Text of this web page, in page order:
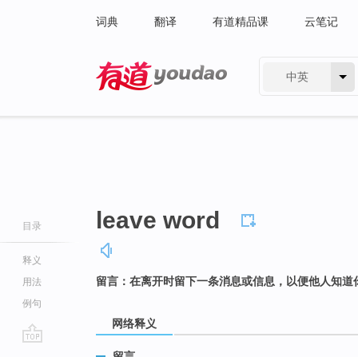
词典 翻译 有道精品课 云笔记
中英
目录
释义
用法
例句
leave word
留言：在离开时留下一条消息或信息，以便他人知道
网络释义